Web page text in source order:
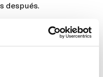
después.
exposición «Face